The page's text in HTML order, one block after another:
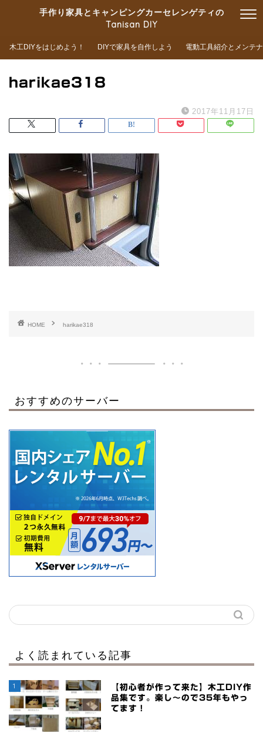
手作り家具とキャンピングカーセレンゲティの
Tanisan DIY
木工DIYをはじめよう！ DIYで家具を自作しよう 電動工具紹介とメンテ
harikae318
2017年11月17日
HOME harikae318
おすすめのサーバー
よく読まれている記事
1
【初心者が作って来た】木工DIY作
品集です。楽し～ので35年もやっ
てます！